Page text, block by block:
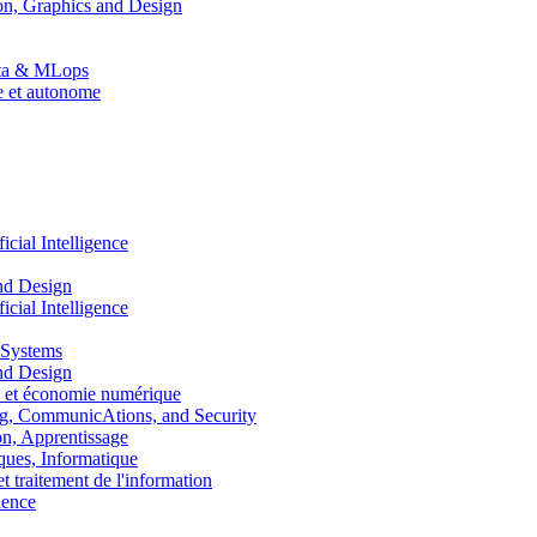
Graphics and Design
& MLops
autonome
Intelligence
Design
Intelligence
Design
économie numérique
CommunicAtions, and Security
Apprentissage
Informatique
traitement de l'information